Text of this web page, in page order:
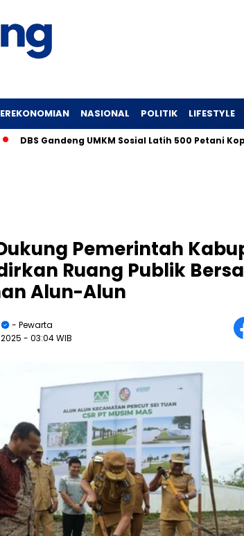
NASIONAL POLITIK LIFESTYLE
UMKM Sosial Latih 500 Petani Kopi Lewat
Pemerintah
Ruang Publik
Alun-Alun
- Pewarta
- 03:04 WIB